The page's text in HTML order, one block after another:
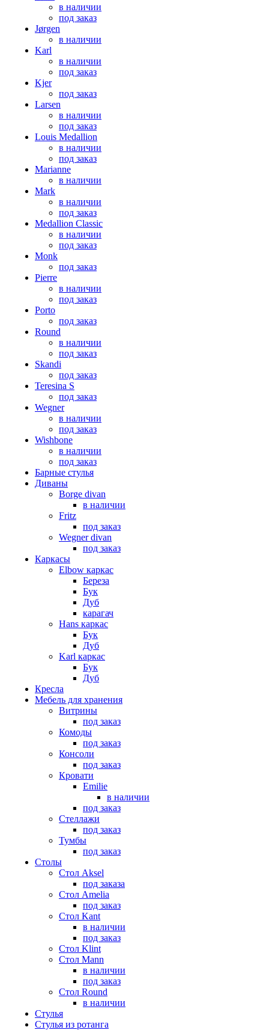
в наличии
под заказ
Jørgen
в наличии
Karl
в наличии
под заказ
Kjer
под заказ
Larsen
в наличии
под заказ
Louis Medallion
в наличии
под заказ
Marianne
в наличии
Mark
в наличии
под заказ
Medallion Classic
в наличии
под заказ
Monk
под заказ
Pierre
в наличии
под заказ
Porto
под заказ
Round
в наличии
под заказ
Skandi
под заказ
Teresina S
под заказ
Wegner
в наличии
под заказ
Wishbone
в наличии
под заказ
Барные стулья
Диваны
Borge divan
в наличии
Fritz
под заказ
Wegner divan
под заказ
Каркасы
Elbow каркас
Береза
Бук
Дуб
карагач
Hans каркас
Бук
Дуб
Karl каркас
Бук
Дуб
Кресла
Мебель для хранения
Витрины
под заказ
Комоды
под заказ
Консоли
под заказ
Кровати
Emilie
в наличии
под заказ
Стеллажи
под заказ
Тумбы
под заказ
Столы
Стол Aksel
под заказа
Стол Amelia
под заказ
Стол Kant
в наличии
под заказ
Стол Klint
Стол Mann
в наличии
под заказ
Стол Round
в наличии
Стулья
Стулья из ротанга